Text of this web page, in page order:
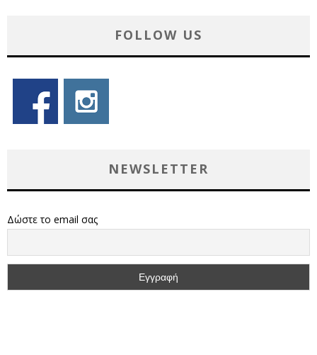
FOLLOW US
NEWSLETTER
Δώστε το email σας